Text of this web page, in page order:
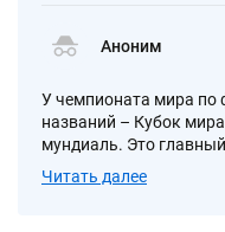
Аноним
У чемпионата мира по
названий – Кубок
мундиаль. Это
Читать далее